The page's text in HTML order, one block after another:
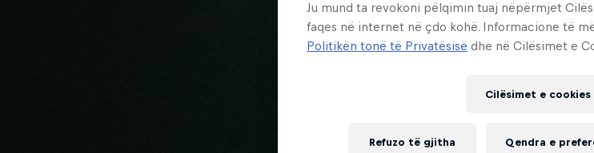
Ju mund ta revokoni pëlqimin tuaj nëpërmjet
faqes në internet në çdo kohë. Informacione të
Politikën tonë të Privatësisë dhe në Cilësimet e
Cilësimet e cookies
Refuzo të gjitha Qendra e